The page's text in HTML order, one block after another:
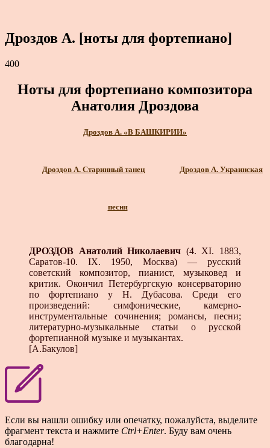
Дроздов А. [ноты для фортепиано]
400
Ноты для фортепиано композитора
Анатолия Дроздова
Дроздов А. «В БАШКИРИИ»
Дроздов А. Старинный танец Дроздов А. Украинская
песня
ДРОЗДОВ Анатолий Николаевич (4. XI. 1883,
Саратов-10. IX. 1950, Москва) — русский
советский композитор, пианист, музыковед и
критик. Окончил Петербургскую консерваторию
по фортепиано у Н. Дубасова. Среди его
произведений: симфонические, камерно-
инструментальные сочинения; романсы, песни;
литературно-музыкальные статьи о русской
фортепианной музыке и музыкантах.
[А.Бакулов]
Если вы нашли ошибку или опечатку, пожалуйста, выделите
фрагмент текста и нажмите Ctrl+Enter. Буду вам очень
благодарна!